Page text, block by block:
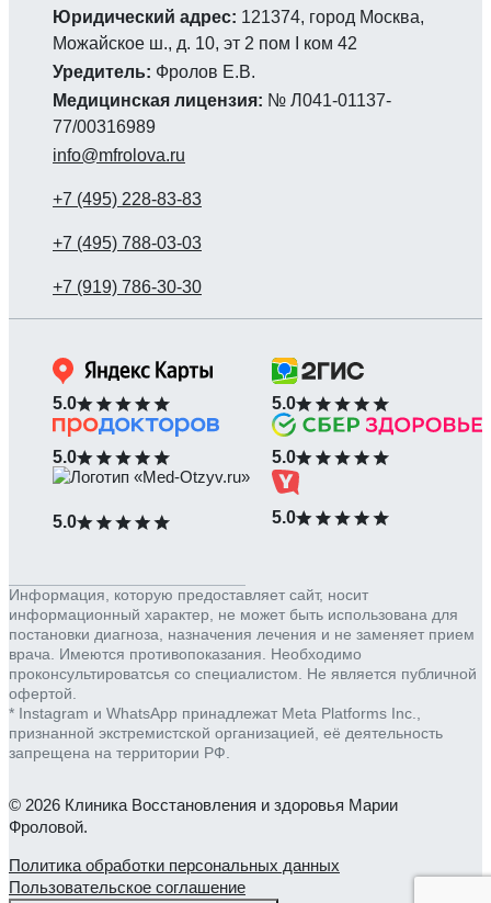
Юридический адрес: 121374, город Москва,
Можайское ш., д. 10, эт 2 пом I ком 42
Уредитель: Фролов Е.В.
Медицинская лицензия: № Л041-01137-
77/00316989
info@mfrolova.ru
5.0 5.0
5.0 5.0
5.0 5.0
© 2026 Клиника Восстановления и здоровья Марии
Фроловой.
Политика обработки персональных данных
Пользовательское соглашение
Информация, которую предоставляет сайт, носит
информационный характер, не может быть использована для
постановки диагноза, назначения лечения и не заменяет прием
врача. Имеются противопоказания. Необходимо
проконсультироватсья со специалистом. Не является публичной
офертой.
* Instagram и WhatsApp принадлежат Meta Platforms Inc.,
признанной экстремистской организацией, её деятельность
запрещена на территории РФ.